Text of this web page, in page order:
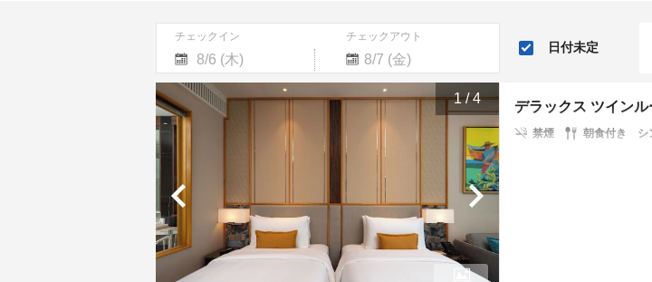
チェックイン チェックアウト
Navigate
forward
to
interact
with
calendar
and
select
a
date.
Press
the
Navigate
backward
interact
the
calendar
select
date.
Press
the
日付未定
1/4
デラックス ツイン
禁煙 朝食付き
シ